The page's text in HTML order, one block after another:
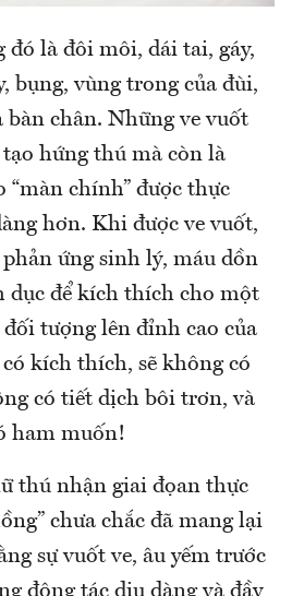
đó là đôi môi, dái tai, gáy,
bụng, vùng trong của đùi,
bàn chân. Những ve vuốt
hứng thú mà còn là
“màn chính” được thực
hơn. Khi được ve vuốt,
ứng sinh lý, máu dồn
dục để kích thích cho một
tượng lên đỉnh cao của
kích thích, sẽ không có
có tiết dịch bôi trơn, và
ham muốn!
thú nhận giai đọan thực
chưa chắc đã mang lại
sự vuốt ve, âu yếm trước